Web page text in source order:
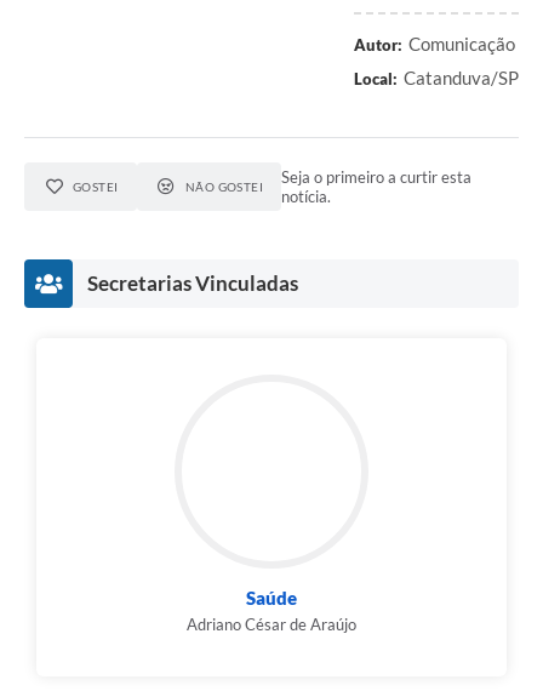
Autor: Comunicação
Local: Catanduva/SP
GOSTEI NÃO GOSTEI
Seja o primeiro a curtir esta
notícia.
Secretarias Vinculadas
Saúde
Adriano César de Araújo